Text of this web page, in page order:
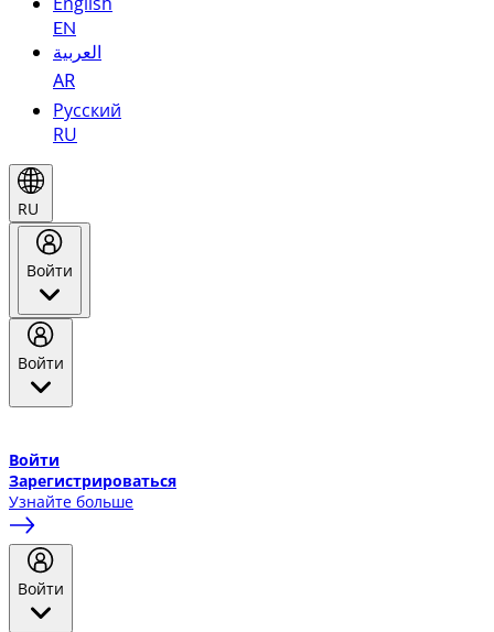
EN
العربية
AR
Русский
RU
RU
Войти
Войти
Войти
Зарегистрироваться
Узнайте больше
Войти